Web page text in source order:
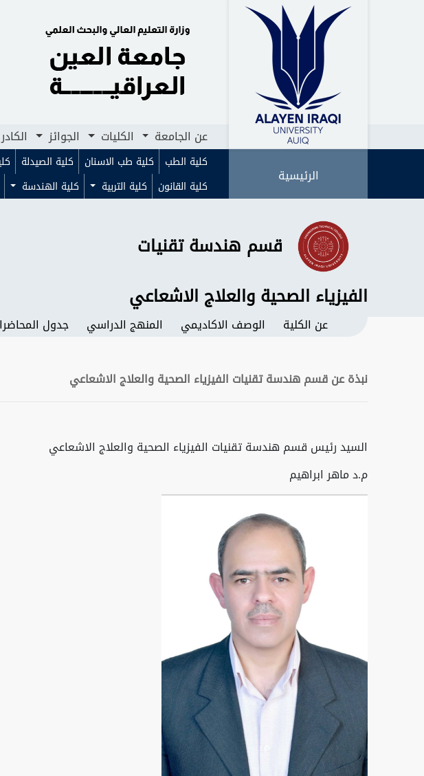
الرئيسية الكليات الجوائز الكادر التدريسي
عن الجامعة الكليات الجوائز
الرئيسية
كلية الطب كلية طب الاسنان كلية الصيدلة
كلية القانون
كلية التربية كلية الهندسة
قسم هندسة تقنيات
الفيزياء الصحية والعلاج الاشعاعي
عن الكلية الوصف الاكاديمي المنهج الدراسي جدول
نبذة عن قسم هندسة تقنيات الفيزياء الصحية والعلاج الاشعاعي
السيد رئيس قسم هندسة تقنيات الفيزياء الصحية والعلاج الاشعاعي
م.د ماهر ابراهيم